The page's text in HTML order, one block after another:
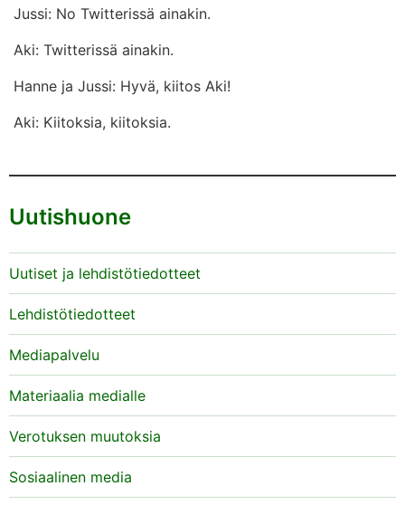
Jussi: No Twitterissä ainakin.
Aki: Twitterissä ainakin.
Hanne ja Jussi: Hyvä, kiitos Aki!
Aki: Kiitoksia, kiitoksia.
Uutishuone
Uutiset ja lehdistötiedotteet
Lehdistötiedotteet
Mediapalvelu
Materiaalia medialle
Verotuksen muutoksia
Sosiaalinen media